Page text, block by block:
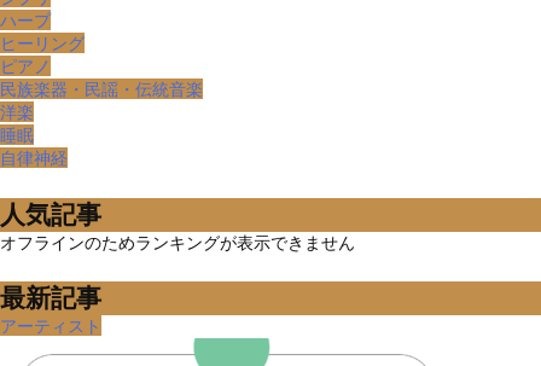
ハープ
ヒーリング
ピアノ
民族楽器・民謡・伝統音楽
洋楽
睡眠
自律神経
人気記事
オフラインのためランキングが表示できません
最新記事
アーティスト